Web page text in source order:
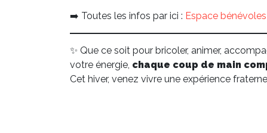
➡️ Toutes les infos par ici : Espace bénévoles
✨ Que ce soit pour bricoler, animer,
votre énergie, chaque coup de main
Cet hiver, venez vivre une expérience